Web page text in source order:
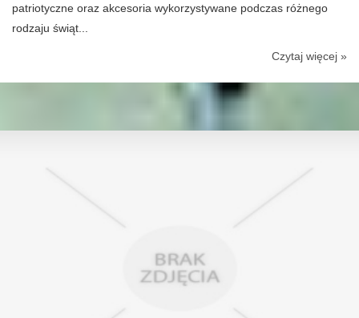
patriotyczne oraz akcesoria wykorzystywane podczas różnego
rodzaju świąt...
Czytaj więcej »